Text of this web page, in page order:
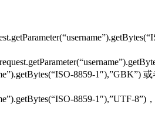
8859-1″),”GBK”)
8859-1″),”UTF-